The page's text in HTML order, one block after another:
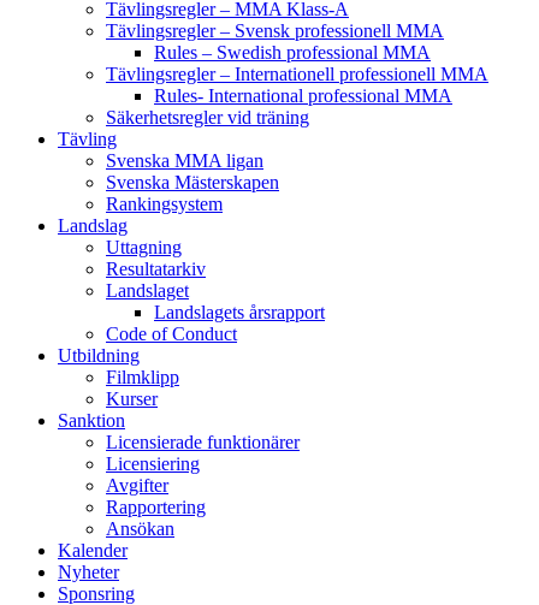
Tävlingsregler – MMA Klass-A
Tävlingsregler – Svensk professionell MMA
Rules – Swedish professional MMA
Tävlingsregler – Internationell professionell MMA
Rules- International professional MMA
Säkerhetsregler vid träning
Tävling
Svenska MMA ligan
Svenska Mästerskapen
Rankingsystem
Landslag
Uttagning
Resultatarkiv
Landslaget
Landslagets årsrapport
Code of Conduct
Utbildning
Filmklipp
Kurser
Sanktion
Licensierade funktionärer
Licensiering
Avgifter
Rapportering
Ansökan
Kalender
Nyheter
Sponsring